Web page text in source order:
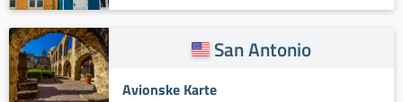
San Antonio
Avionske Karte